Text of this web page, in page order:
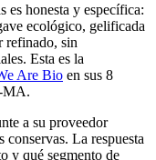
es honesta y específica:
ecológico, gelificada
refinado, sin
Esta es la
Are Bio en sus 8
MA.
a su proveedor
conservas. La respuesta
y qué segmento de